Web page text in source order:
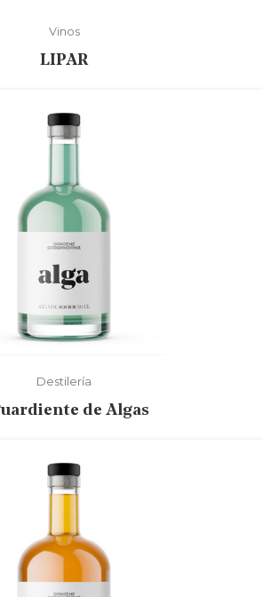
Vinos
LIPAR
Destilería
de Algas